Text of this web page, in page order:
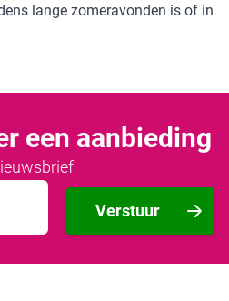
lange zomeravonden is of in
een aanbieding
Verstuur